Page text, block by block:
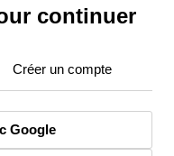
continuer
Créer un compte
Google